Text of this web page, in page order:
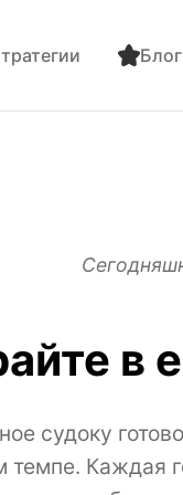
Блог
в
судоку
темпе. Каждая